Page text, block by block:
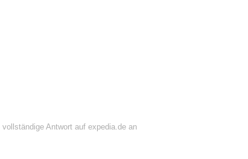
Antwort auf expedia.de an